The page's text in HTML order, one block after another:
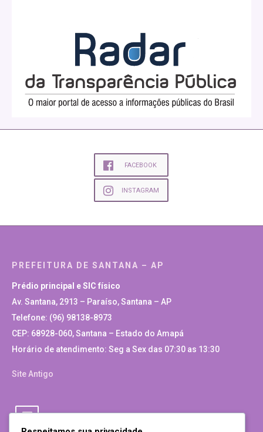
FACEBOOK
INSTAGRAM
PREFEITURA DE SANTANA – AP
Prédio principal e SIC físico
Av. Santana, 2913 – Paraíso, Santana – AP
Telefone: (96) 98138-8973
CEP: 68928-060, Santana – Estado do Amapá
Horário de atendimento: Seg a Sex das 07:30 as 13:30
Site Antigo